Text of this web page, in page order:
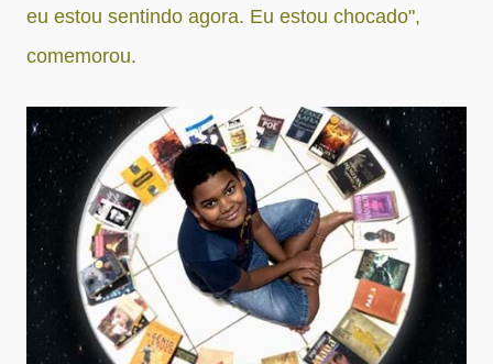
eu estou sentindo agora. Eu estou chocado",
comemorou.